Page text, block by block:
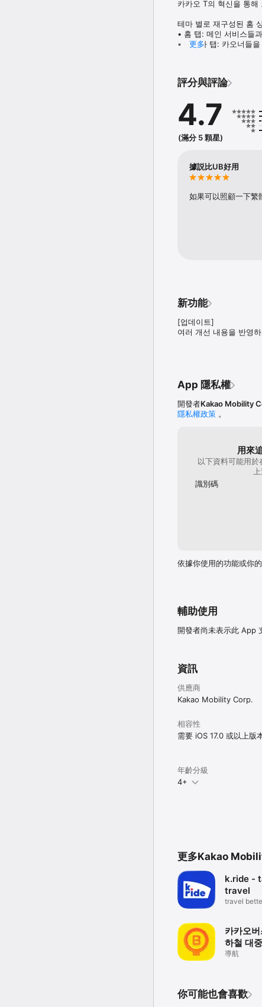
카카오 T의 혁신을 통
테마 별로 재구성된 홈
• 홈 탭: 메인 서비스들
• 마이카 탭: 카오너들
• 전국에서 이용 가능한
■ 가까운 곳도 바이크
• 남녀노소 누구나 쉽
• 제휴 킥보드도 같은 지
• 원하는 곳 어디서나 자
■ 데이터 중심의 대리운
• 앱으로 간편하게 대리
■ 안심하고 믿을 수 있는
• 합리적이고 믿을 수 있
■ 물건을 주고받을 때,
• 동물보호교육을 받은
■ 카오너들을 위한 마이
• 원하는 장소와 시간
• 현금 결제, 대기 시간
• 내차 정보를 확인하고
■ 장거리 이동을 위한
• 간편하고 스마트한 퀵·
• 카카오 T 포인트 타운
※ 사용자는 카카오 T의
1) 위치: 출발지 및 목적
2. 선택 허용 권한
1) 알림: 카카오 T에서
3) 음성인식: 음성 명령,
4) 카메라: QR코드 인식
5) 사진: 저장된 호출
6) 블루투스: 바이크 상
※ 선택 접근 권한은 동
更多
評分與評論
4.7
(滿分 5 顆星)
據説比UB好用
如果可以照顧一下繁
新功能
[업데이트]
여러 개선 내용을 반영
App 隱私權
開發者Kakao Mobility
隱私權政策 。
用來
以下資料可能用
識別碼
依據你使用的功能或你
輔助使用
開發者尚未表示此 App
資訊
供應商
Kakao Mobility Corp.
相容性
需要 iOS 17.0 或以上版本
年齡分級
4+
更多Kakao
k.ride -
travel
travel
카카오
하철 대
정보
導航
你可能也會喜歡